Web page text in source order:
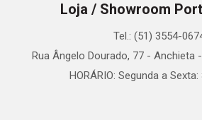
Loja / Showroom
Tel.: (51) 3554-
Rua Ângelo Dourado, 77 - Anchieta
HORÁRIO: Segunda a